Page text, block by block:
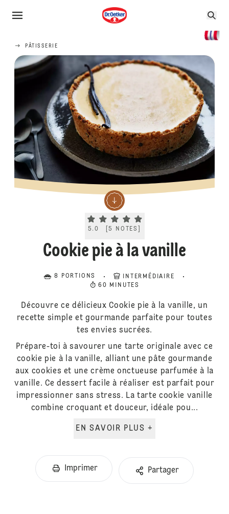
PÂTISSERIE
Current rating 5.0. Click to rate.
5.0 [5 NOTES
Cookie pie à la vanille
8 PORTIONS
INTERMÉDIAIRE
60 MINUTES
Découvre ce délicieux Cookie pie à la vanille, un
recette simple et gourmande parfaite pour toutes
tes envies sucrées.
Prépare-toi à savourer une tarte originale avec ce
cookie pie à la vanille, alliant une pâte gourmande
aux cookies et une crème onctueuse parfumée à la
vanille. Ce dessert facile à réaliser est parfait pour
impressionner sans stress. La tarte cookie vanille
combine croquant et douceur, idéale pou...
EN SAVOIR PLUS +
Imprimer Partager